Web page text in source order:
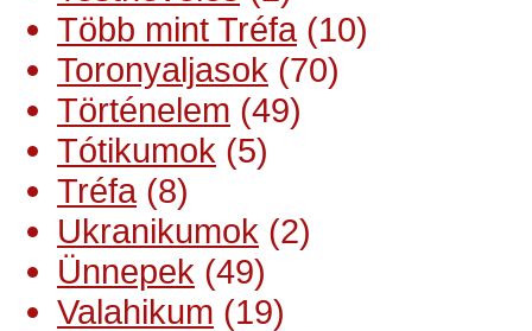
Több mint Tréfa (10)
Toronyaljasok (70)
Történelem (49)
Tótikumok (5)
Tréfa (8)
Ukranikumok (2)
Ünnepek (49)
Valahikum (19)